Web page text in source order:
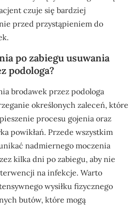
czuje się bardziej
przed przystąpieniem do
po zabiegu usuwania
podologa?
brodawek przez podologa
określonych zaleceń, które
procesu gojenia oraz
powikłań. Przede wszystkim
nadmiernego moczenia
kilka dni po zabiegu, aby nie
na infekcje. Warto
wysiłku fizycznego
butów, które mogą